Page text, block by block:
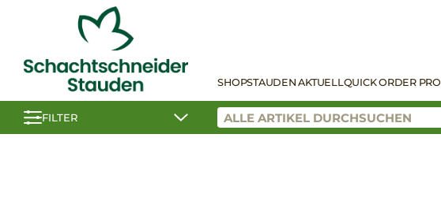
SHOPSTAUDEN AKTUELLQUICK ORDER PRO
FILTER